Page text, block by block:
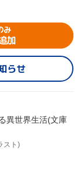
み
加
らせ
異世界生活(文庫
スト)